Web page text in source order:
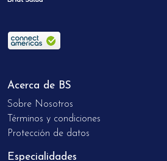
Acerca de BS
Sobre Nosotros
Términos y condiciones
Protección de datos
Especialidades